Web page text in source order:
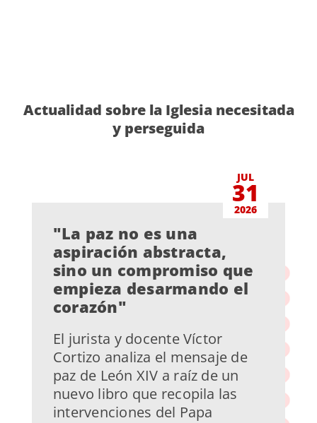
Actualidad sobre la Iglesia necesitada
y perseguida
JUL
31
2026
"La paz no es una
aspiración abstracta,
sino un compromiso que
empieza desarmando el
corazón"
El jurista y docente Víctor
Cortizo analiza el mensaje de
paz de León XIV a raíz de un
nuevo libro que recopila las
intervenciones del Papa